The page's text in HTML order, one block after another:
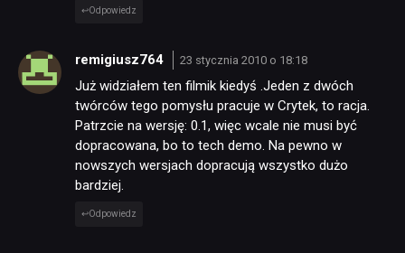
Odpowiedz
remigiusz764 23 stycznia 2010 o 18:18
Już widziałem ten filmik kiedyś .Jeden z dwóch
twórców tego pomysłu pracuje w Crytek, to racja.
Patrzcie na wersję: 0.1, więc wcale nie musi być
dopracowana, bo to tech demo. Na pewno w
nowszych wersjach dopracują wszystko dużo
bardziej.
Odpowiedz